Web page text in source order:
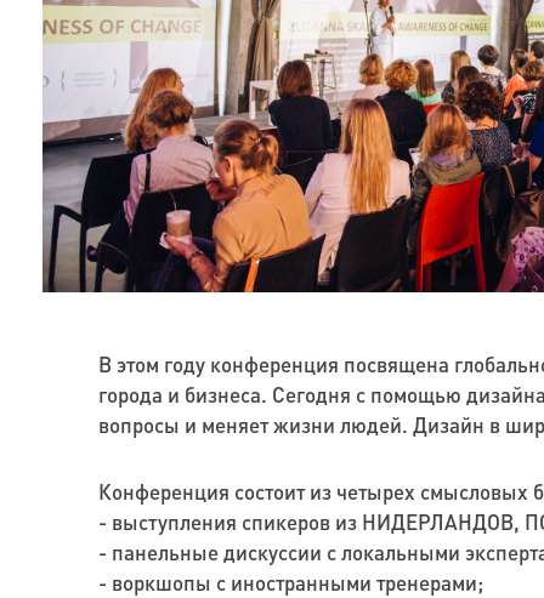
В этом году конференция посвящена
города и бизнеса. Сегодня с помощью
вопросы и меняет жизни людей. Дизайн в
Конференция состоит из четырех смысловых
- выступления спикеров из
- панельные дискуссии с локальными
- воркшопы с иностранными тренерами;